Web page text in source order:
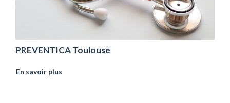
PREVENTICA Toulouse
En savoir plus